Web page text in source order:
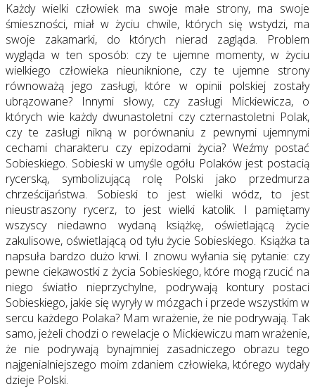
Każdy wielki człowiek ma swoje małe strony, ma swoje
śmieszności, miał w życiu chwile, których się wstydzi, ma
swoje zakamarki, do których nierad zagląda. Problem
wygląda w ten sposób: czy te ujemne momenty, w życiu
wielkiego człowieka nieuniknione, czy te ujemne strony
równoważą jego zasługi, które w opinii polskiej zostały
ubrązowane? Innymi słowy, czy zasługi Mickiewicza, o
których wie każdy dwunastoletni czy czternastoletni Polak,
czy te zasługi nikną w porównaniu z pewnymi ujemnymi
cechami charakteru czy epizodami życia? Weźmy postać
Sobieskiego. Sobieski w umyśle ogółu Polaków jest postacią
rycerską, symbolizującą rolę Polski jako przedmurza
chrześcijaństwa. Sobieski to jest wielki wódz, to jest
nieustraszony rycerz, to jest wielki katolik. I pamiętamy
wszyscy niedawno wydaną książkę, oświetlającą życie
zakulisowe, oświetlającą od tyłu życie Sobieskiego. Książka ta
napsuła bardzo dużo krwi. I znowu wyłania się pytanie: czy
pewne ciekawostki z życia Sobieskiego, które mogą rzucić na
niego światło nieprzychylne, podrywają kontury postaci
Sobieskiego, jakie się wyryły w mózgach i przede wszystkim w
sercu każdego Polaka? Mam wrażenie, że nie podrywają. Tak
samo, jeżeli chodzi o rewelacje o Mickiewiczu mam wrażenie,
że nie podrywają bynajmniej zasadniczego obrazu tego
najgenialniejszego moim zdaniem człowieka, którego wydały
dzieje Polski.